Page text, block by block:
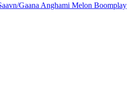
Gaana Anghami Melon Boomplay